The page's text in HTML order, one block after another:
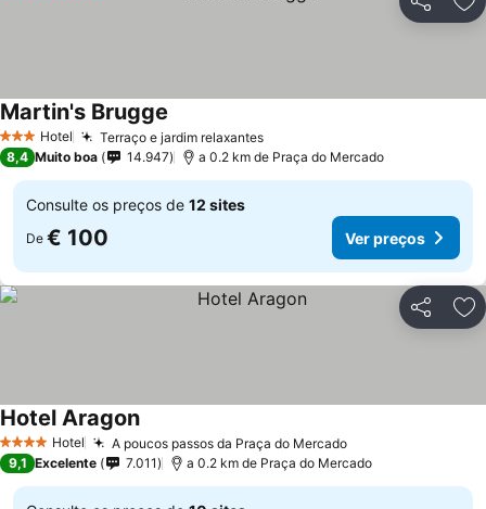
Partilhar
3 EstrelasHotel Terraço e jardim relaxantes
Martin's Brugge
8,4 Muito boa 14.947 a 0.2 km de Praça do Mercado
Consulte os preços de 12 sites
De € 100 Ver preços
Partilhar
4 EstrelasHotel A poucos passos da Praça do Mercado
Hotel Aragon
9,1 Excelente 7.011 a 0.2 km de Praça do Mercado